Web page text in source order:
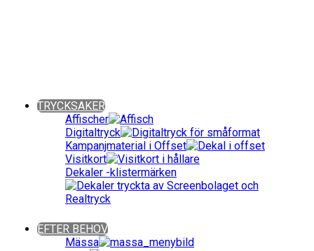
TRYCKSAKER
Affischer
Digitaltryck
Kampanjmaterial i Offset
Visitkort
Dekaler -klistermärken
EFTER BEHOV
Mässa